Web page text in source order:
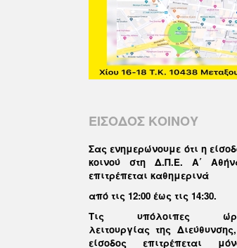
ΕΙΣΟΔΟΣ ΚΟΙΝΟΥ
Σας ενημερώνουμε ότι η
κοινού στη Δ.Π.Ε. Α΄
επιτρέπεται καθημερινά
από τις 12:00 έως τις 14:30.
Τις υπόλοιπες
λειτουργίας της
είσοδος επιτρέπεται